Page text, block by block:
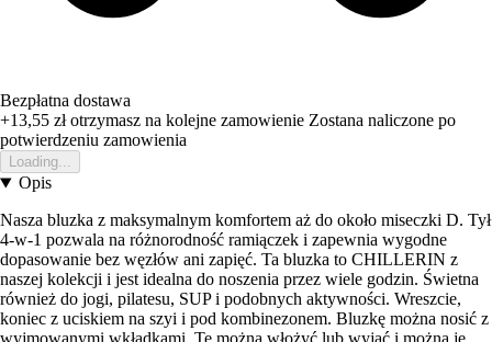
Bezpłatna dostawa
+13,55 złotrzymasz na kolejne zamowienie Zostana naliczone po
potwierdzeniu zamowienia
Loading...
Opis
Nasza bluzka z maksymalnym komfortem aż do około miseczki D. Tył
4-w-1 pozwala na różnorodność ramiączek i zapewnia wygodne
dopasowanie bez węzłów ani zapięć. Ta bluzka to CHILLERIN z
naszej kolekcji i jest idealna do noszenia przez wiele godzin. Świetna
również do jogi, pilatesu, SUP i podobnych aktywności. Wreszcie,
koniec z uciskiem na szyi i pod kombinezonem. Bluzkę można nosić z